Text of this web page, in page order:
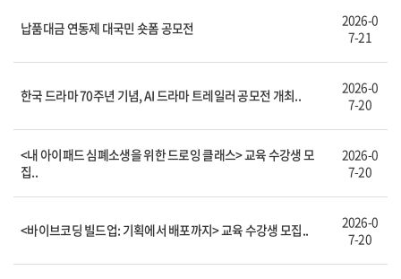
납품대금 연동제 대국민 숏폼 공모전
2026-0
7-21
한국 드라마 70주년 기념, AI 드라마 트레일러 공모전 개최..
2026-0
7-20
<내 아이패드 심폐소생을 위한 드로잉 클래스> 교육 수강생 모
집..
2026-0
7-20
<바이브코딩 빌드업: 기획에서 배포까지> 교육 수강생 모집..
2026-0
7-20